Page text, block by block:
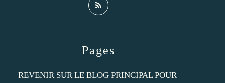
Pages
REVENIR SUR LE BLOG PRINCIPAL POUR